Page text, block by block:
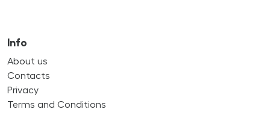
Info
About us
Contacts
Privacy
Terms and Conditions